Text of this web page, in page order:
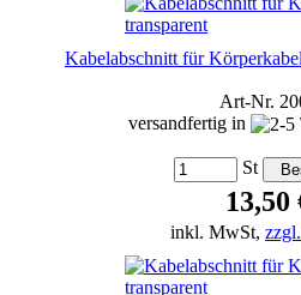
Kabelabschnitt für
Art-Nr.
versandfertig in
St
13,50
inkl. MwSt,